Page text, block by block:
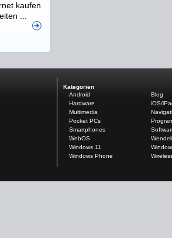
kaufen
...
Kategorien
Android
Blog
Hardware
iOS/
Multimedia
Pocket PCs
Smartphones
WebOS
Windows 11
Windows Phone